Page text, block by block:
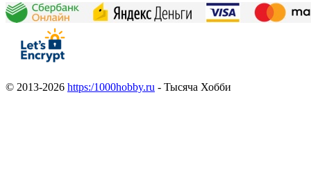
© 2013-2026 https:/1000hobby.ru - Тысяча Хобби